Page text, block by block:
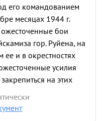
его командованием
месяцах 1944 г.
бои
гор. Руйена, на
ее и в окрестностях
усилия
на этих
его живую
вперед,